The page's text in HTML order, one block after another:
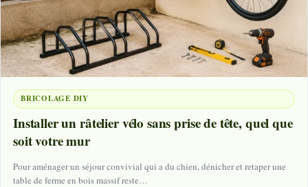
BRICOLAGE DIY
Installer un râtelier vélo sans prise de tête, quel que
soit votre mur
Pour aménager un séjour convivial qui a du chien, dénicher et retaper une
table de ferme en bois massif reste…